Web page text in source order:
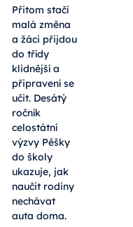
Přitom stačí
malá změna
a žáci přijdou
do třídy
klidnější a
připravení se
učit. Desátý
ročník
celostátní
výzvy Pěšky
do školy
ukazuje, jak
naučit rodiny
nechávat
auta doma.